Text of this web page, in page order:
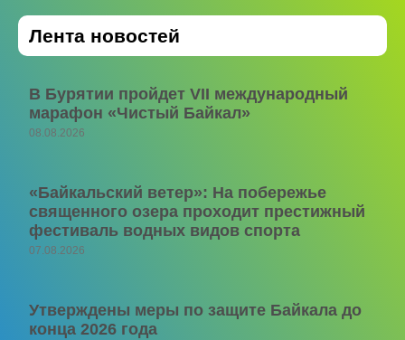
Лента новостей
В Бурятии пройдет VII международный
марафон «Чистый Байкал»
08.08.2026
«Байкальский ветер»: На побережье
священного озера проходит престижный
фестиваль водных видов спорта
07.08.2026
Утверждены меры по защите Байкала до
конца 2026 года